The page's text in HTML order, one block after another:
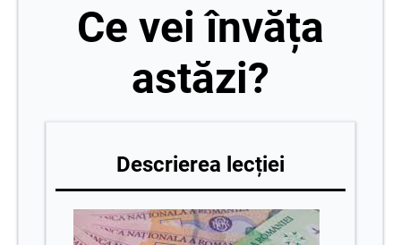
Ce vei învăța
astăzi?
Descrierea lecției